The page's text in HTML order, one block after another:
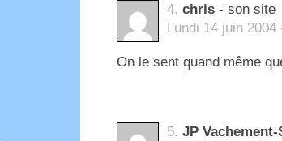
4. chris - son site
Lundi 14 juin 2004
On le sent quand même
5. JP